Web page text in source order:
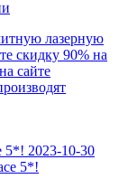
лазерную
скидку 90% на
сайте
5*! 2023-10-30